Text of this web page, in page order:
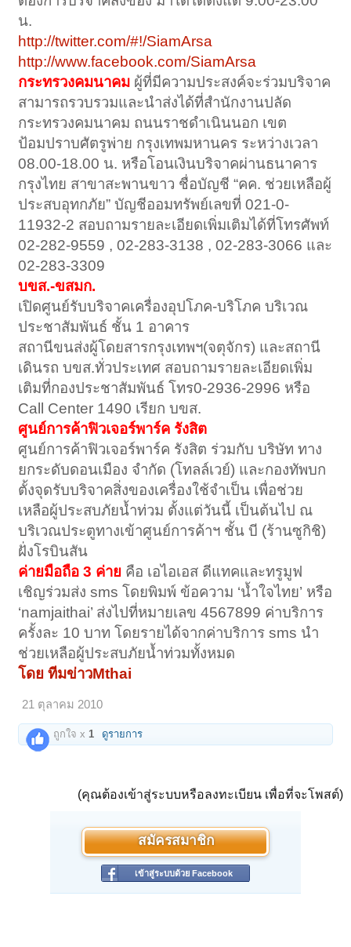
น.
http://twitter.com/#!/SiamArsa
http://www.facebook.com/SiamArsa
กระทรวงคมนาคม ผู้ที่มีความประสงค์จะร่วมบริจาค
สามารถรวบรวมและนำส่งได้ที่สำนักงานปลัด
กระทรวงคมนาคม ถนนราชดำเนินนอก เขต
ป้อมปราบศัตรูพ่าย กรุงเทพมหานคร ระหว่างเวลา
08.00-18.00 น. หรือโอนเงินบริจาคผ่านธนาคาร
กรุงไทย สาขาสะพานขาว ชื่อบัญชี “คค. ช่วยเหลือผู้
ประสบอุทกภัย” บัญชีออมทรัพย์เลขที่ 021-0-
11932-2 สอบถามรายละเอียดเพิ่มเติมได้ที่โทรศัพท์
02-282-9559 , 02-283-3138 , 02-283-3066 และ
02-283-3309
บขส.-ขสมก.
เปิดศูนย์รับบริจาคเครื่องอุปโภค-บริโภค บริเวณ
ประชาสัมพันธ์ ชั้น 1 อาคาร
สถานีขนส่งผู้โดยสารกรุงเทพฯ(จตุจักร) และสถานี
เดินรถ บขส.ทั่วประเทศ สอบถามรายละเอียดเพิ่ม
เติมที่กองประชาสัมพันธ์ โทร0-2936-2996 หรือ
Call Center 1490 เรียก บขส.
ศูนย์การค้าฟิวเจอร์พาร์ค รังสิต
ศูนย์การค้าฟิวเจอร์พาร์ค รังสิต ร่วมกับ บริษัท ทาง
ยกระดับดอนเมือง จำกัด (โทลล์เวย์) และกองทัพบก
ตั้งจุดรับบริจาคสิ่งของเครื่องใช้จำเป็น เพื่อช่วย
เหลือผู้ประสบภัยน้ำท่วม ตั้งแต่วันนี้ เป็นต้นไป ณ
บริเวณประตูทางเข้าศูนย์การค้าฯ ชั้น บี (ร้านซูกิชิ)
ฝั่งโรบินสัน
ค่ายมือถือ 3 ค่าย คือ เอไอเอส ดีแทคและทรูมูฟ
เชิญร่วมส่ง sms โดยพิมพ์ ข้อความ ‘น้ำใจไทย’ หรือ
‘namjaithai’ ส่งไปที่หมายเลข 4567899 ค่าบริการ
ครั้งละ 10 บาท โดยรายได้จากค่าบริการ sms นำ
ช่วยเหลือผู้ประสบภัยน้ำท่วมทั้งหมด
โดย ทีมข่าวMthai
21 ตุลาคม 2010
ถูกใจ x1 ดูรายการ
(คุณต้องเข้าสู่ระบบหรือลงทะเบียน เพื่อที่จะโพสต์)
สมัครสมาชิก
เข้าสู่ระบบด้วย Facebook